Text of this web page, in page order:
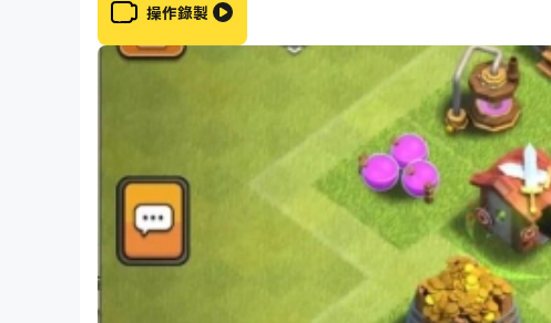
◈自由發揮
◈精心設計的大腦訓練師關卡
◈ 彩色 3d 物體
◈提示助推器
◈玩起來輕鬆有趣！
操作錄製